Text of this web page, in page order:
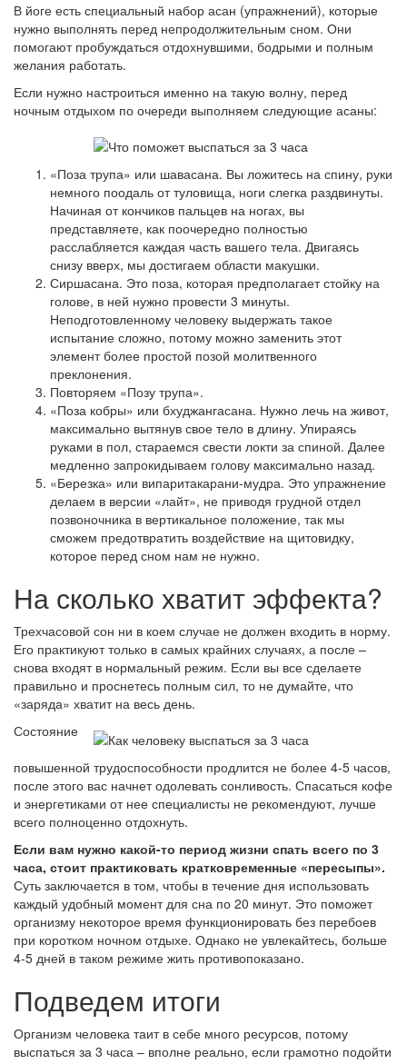
В йоге есть специальный набор асан (упражнений), которые
нужно выполнять перед непродолжительным сном. Они
помогают пробуждаться отдохнувшими, бодрыми и полным
желания работать.
Если нужно настроиться именно на такую волну, перед
ночным отдыхом по очереди выполняем следующие асаны:
«Поза трупа» или шавасана. Вы ложитесь на спину, руки
немного поодаль от туловища, ноги слегка раздвинуты.
Начиная от кончиков пальцев на ногах, вы
представляете, как поочередно полностью
расслабляется каждая часть вашего тела. Двигаясь
снизу вверх, мы достигаем области макушки.
Сиршасана. Это поза, которая предполагает стойку на
голове, в ней нужно провести 3 минуты.
Неподготовленному человеку выдержать такое
испытание сложно, потому можно заменить этот
элемент более простой позой молитвенного
преклонения.
Повторяем «Позу трупа».
«Поза кобры» или бхуджангасана. Нужно лечь на живот,
максимально вытянув свое тело в длину. Упираясь
руками в пол, стараемся свести локти за спиной. Далее
медленно запрокидываем голову максимально назад.
«Березка» или випаритакарани-мудра. Это упражнение
делаем в версии «лайт», не приводя грудной отдел
позвоночника в вертикальное положение, так мы
сможем предотвратить воздействие на щитовидку,
которое перед сном нам не нужно.
На сколько хватит эффекта?
Трехчасовой сон ни в коем случае не должен входить в норму.
Его практикуют только в самых крайних случаях, а после –
снова входят в нормальный режим. Если вы все сделаете
правильно и проснетесь полным сил, то не думайте, что
«заряда» хватит на весь день.
Состояние
повышенной трудоспособности продлится не более 4-5 часов,
после этого вас начнет одолевать сонливость. Спасаться кофе
и энергетиками от нее специалисты не рекомендуют, лучше
всего полноценно отдохнуть.
Если вам нужно какой-то период жизни спать всего по 3
часа, стоит практиковать кратковременные «пересыпы».
Суть заключается в том, чтобы в течение дня использовать
каждый удобный момент для сна по 20 минут. Это поможет
организму некоторое время функционировать без перебоев
при коротком ночном отдыхе. Однако не увлекайтесь, больше
4-5 дней в таком режиме жить противопоказано.
Подведем итоги
Организм человека таит в себе много ресурсов, потому
выспаться за 3 часа – вполне реально, если грамотно подойти